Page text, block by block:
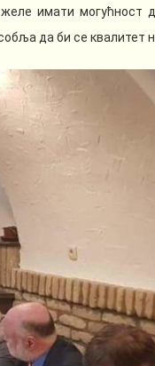
имати могућност
да би се квалитет